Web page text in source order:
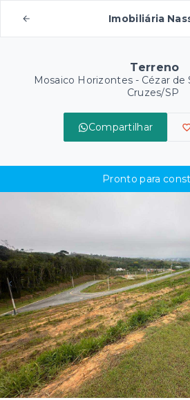
Imobiliária
Terreno
Mosaico Horizontes - Cézar de
Cruzes/SP
Compartilhar
Pronto para